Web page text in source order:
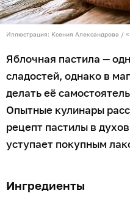
Иллюстрация: Ксения Александрова /
Яблочная пастила —
сладостей, однако в
делать её
Опытные кулинары
рецепт пастилы в
уступает покупным
Ингредиенты